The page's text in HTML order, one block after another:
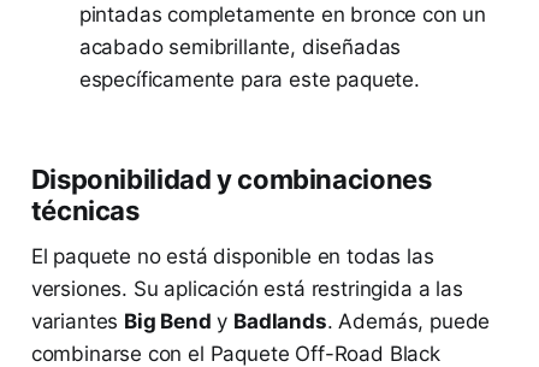
pintadas completamente en bronce con un
acabado semibrillante, diseñadas
específicamente para este paquete.
Disponibilidad y combinaciones
técnicas
El paquete no está disponible en todas las
versiones. Su aplicación está restringida a las
variantes Big Bend y Badlands. Además, puede
combinarse con el Paquete Off-Road Black